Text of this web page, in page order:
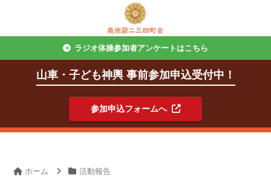
ラジオ体操参加者アンケートはこちら
山車・子ども神輿 事前参加申込受付中！
参加申込フォームへ
ホーム 活動報告